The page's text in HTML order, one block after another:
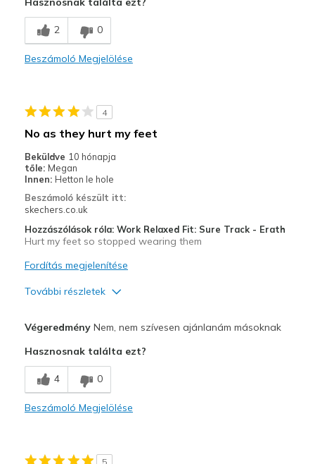
rainproof
Kontra
Need Break In
Icy conditions
Travel
Width
Feels too narrow
Sizing
Feels half size too small
View On Shoes
Shoes are for Wearing
2 0
Beszámoló Megjelölése
4
No as they hurt my feet
Beküldve 10 hónapja
tőle: Megan
Innen: Hetton le hole
Beszámoló készült itt:
skechers.co.uk
Hozzászólások róla: Work Relaxed Fit: Sure Track - Erath
Hurt my feet so stopped wearing them
Fordítás megjelenítése
További részletek
VégeredményNem, nem szívesen ajánlanám másoknak
Hasznosnak találta ezt?
4 0
Beszámoló Megjelölése
5